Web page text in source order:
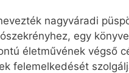
nagyváradi
egy
életművének végső
felemelkedését